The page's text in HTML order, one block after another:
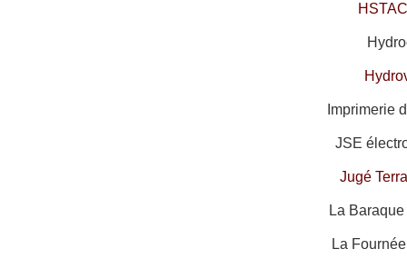
Imprimerie
JSE
Jugé
La
La